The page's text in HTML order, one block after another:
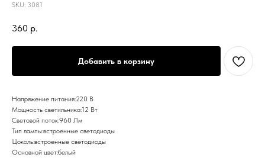
SKU: 3081
360 р.
Добавить в корзину
Напряжение питания:220 В
Мощность светильника:12 Вт
Световой поток:960 Лм
Тип лампы:встроенные светодиоды
Цоколь:встроенные светодиоды
Основной цвет:белый